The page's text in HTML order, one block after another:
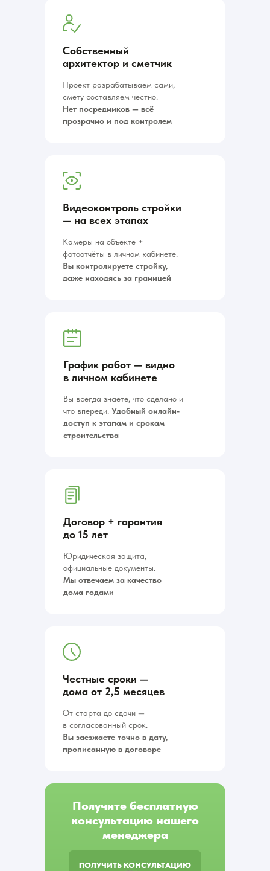
Камеры на объекте +
фотоотчёты в личном кабинете.
Вы контролируете стройку,
даже находясь за границей
Видеоконтроль стройки
— на всех этапах
Вы всегда знаете, что сделано и
что впереди. Удобный онлайн-
доступ к этапам и срокам
строительства
График работ — видно
в личном кабинете
Проект разрабатываем сами,
смету составляем честно.
Нет посредников — всё
прозрачно и под контролем
Договор + гарантия
до 15 лет
ПОЛУЧИТЬ КОНСУЛЬТАЦИЮ
Юридическая защита,
официальные документы.
Мы отвечаем за качество
дома годами
Честные сроки —
дома от 2,5 месяцев
От старта до сдачи —
в согласованный срок.
Вы заезжаете точно в дату,
прописанную в договоре
Собственный
архитектор и сметчик
Получите бесплатную
консультацию нашего
менеджера